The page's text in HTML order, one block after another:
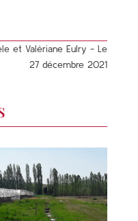
et Valériane Eulry - Le
27 décembre 2021